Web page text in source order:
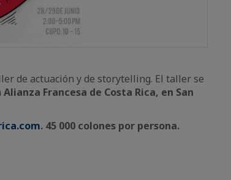
de actuación y de storytelling. El taller se
Alianza Francesa de Costa Rica, en San
. 45 000 colones por persona.